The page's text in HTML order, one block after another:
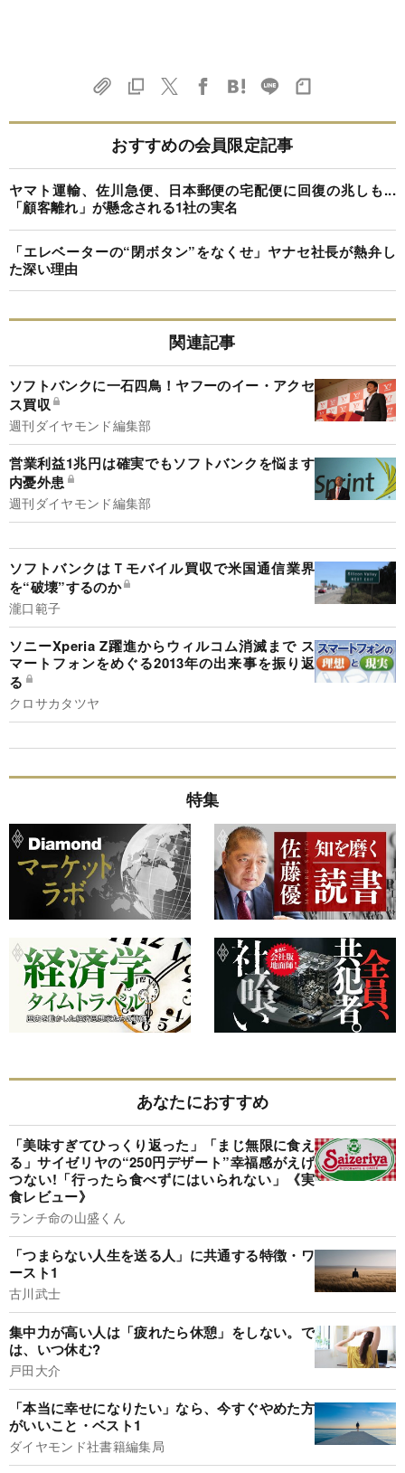
おすすめの会員限定記事
ヤマト運輸、佐川急便、日本郵便の宅配便に回復の兆しも...
「顧客離れ」が懸念される1社の実名
「エレベーターの“閉ボタン”をなくせ」ヤナセ社長が熱弁し
た深い理由
関連記事
ソフトバンクに一石四鳥！ヤフーのイー・アクセ
ス買収
週刊ダイヤモンド編集部
営業利益1兆円は確実でもソフトバンクを悩ます
内憂外患
週刊ダイヤモンド編集部
ソフトバンクはＴモバイル買収で米国通信業界
を“破壊”するのか
瀧口範子
ソニーXperia Z躍進からウィルコム消滅まで ス
マートフォンをめぐる2013年の出来事を振り返
る
クロサカタツヤ
特集
あなたにおすすめ
「美味すぎてひっくり返った」「まじ無限に食え
る」サイゼリヤの“250円デザート”幸福感がえげ
つない!「行ったら食べずにはいられない」《実
食レビュー》
ランチ命の山盛くん
「つまらない人生を送る人」に共通する特徴・ワ
ースト1
古川武士
集中力が高い人は「疲れたら休憩」をしない。で
は、いつ休む?
戸田大介
「本当に幸せになりたい」なら、今すぐやめた方
がいいこと・ベスト1
ダイヤモンド社書籍編集局